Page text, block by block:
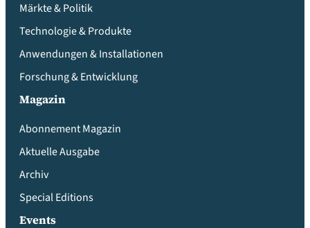
Märkte & Politik
Technologie & Produkte
Anwendungen & Installationen
Forschung & Entwicklung
Magazin
Abonnement Magazin
Aktuelle Ausgabe
Archiv
Special Editions
Events